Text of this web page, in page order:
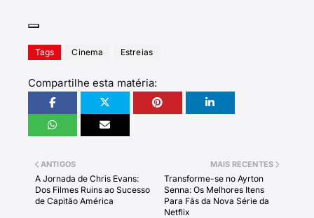
Tags Cinema Estreias
Compartilhe esta matéria:
MAIS RECENTES
Transforme-se no Ayrton
Senna: Os Melhores Itens
Para Fãs da Nova Série da
Netflix
ANTIGOS
A Jornada de Chris Evans:
Dos Filmes Ruins ao Sucesso
de Capitão América